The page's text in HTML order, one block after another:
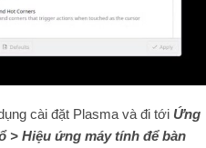
cài đặt Plasma và đi tới Ứng
> Hiệu ứng máy tính để bàn